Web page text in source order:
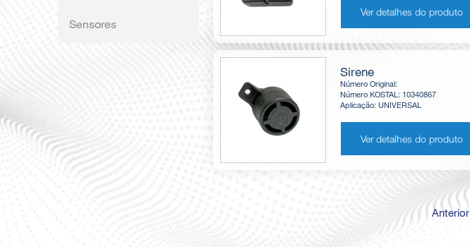
Sensores
Ver detalhes do produto
Sirene
Número Original:
Número KOSTAL: 10340867
Aplicação: UNIVERSAL
Ver detalhes do produto
Anterior